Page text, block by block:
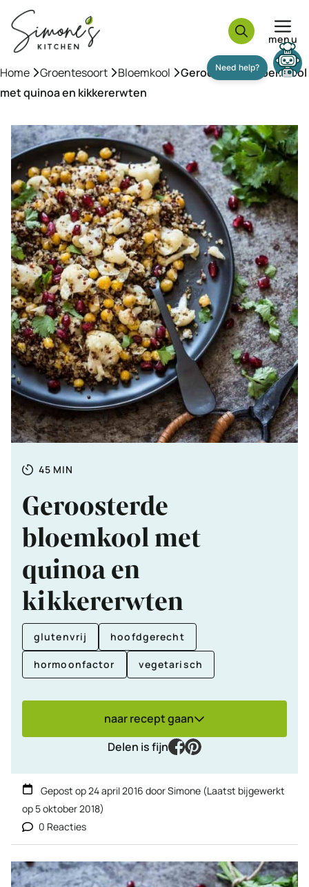
naar
inhoud
menu
Home »Groentesoort »Bloemkool »Geroosterde bloemkool
met quinoa en kikkererwten
Totale
45 MINUTEN
MIN
Geroosterde
bloemkool met
quinoa en
kikkererwten
glutenvrij hoofdgerecht
hormoonfactor vegetarisch
naar recept gaan
Delen is fijn
facebook
pinterest
Gepost op24 april 2016 doorSimone (Laatst bijgewerkt
op 5 oktober 2018)
0 Reacties